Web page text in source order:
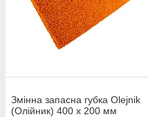
Змінна запасна губка Olejnik
(Олійник) 400 х 200 мм